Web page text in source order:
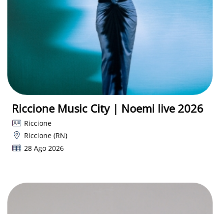
Riccione Music City | Noemi live 2026
Riccione
Riccione (RN)
28 Ago 2026